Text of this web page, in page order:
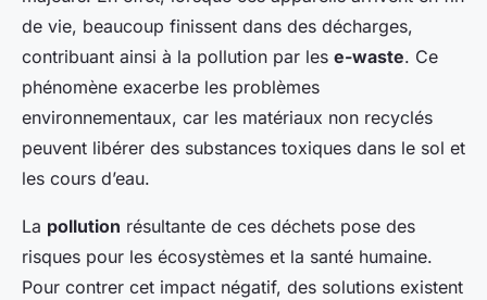
de vie, beaucoup finissent dans des décharges,
contribuant ainsi à la pollution par les e-waste. Ce
phénomène exacerbe les problèmes
environnementaux, car les matériaux non recyclés
peuvent libérer des substances toxiques dans le sol et
les cours d’eau.
La pollution résultante de ces déchets pose des
risques pour les écosystèmes et la santé humaine.
Pour contrer cet impact négatif, des solutions existent